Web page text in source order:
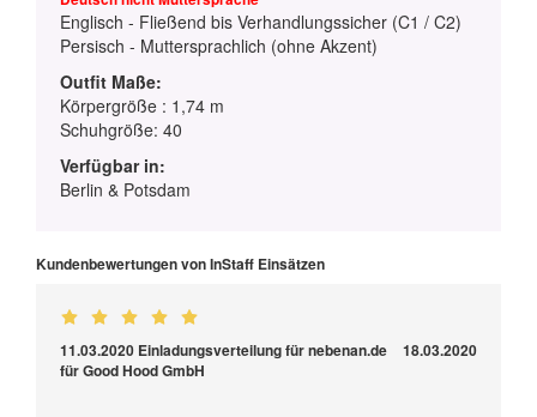
Englisch - Fließend bis Verhandlungssicher (C1 / C2)
Persisch - Muttersprachlich (ohne Akzent)
Outfit Maße:
Körpergröße : 1,74 m
Schuhgröße: 40
Verfügbar in:
Berlin & Potsdam
Kundenbewertungen von InStaff Einsätzen
11.03.2020 Einladungsverteilung für nebenan.de
für Good Hood GmbH
18.03.2020